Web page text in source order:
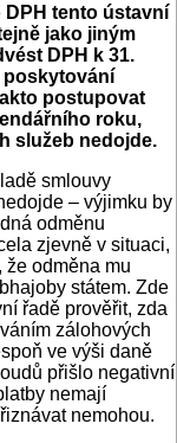
DPH tento ústavní
jako jiným
DPH k 31.
poskytování
postupovat
roku,
služeb nedojde.
smlouvy
– výjimku by
odměnu
zjevně v situaci,
že odměna mu
státem. Zde
řadě prověřit, zda
zálohových
ve výši daně
přišlo negativní
nemají
nemohou.